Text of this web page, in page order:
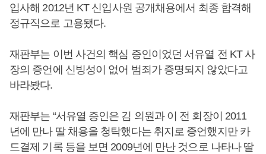
입사해 2012년 KT 신입사원 공개채용에서 최종 합격해
정규직으로 고용됐다.
재판부는 이번 사건의 핵심 증인이었던 서유열 전 KT 사
장의 증언에 신빙성이 없어 범죄가 증명되지 않았다고
바라봤다.
재판부는 “서유열 증인은 김 의원과 이 전 회장이 2011
년에 만나 딸 채용을 청탁했다는 취지로 증언했지만 카
드결제 기록 등을 보면 2009년에 만난 것으로 나타나 딸